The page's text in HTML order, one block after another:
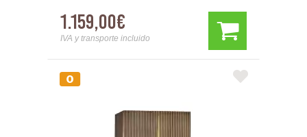
1.159,00€
IVA y transporte incluido